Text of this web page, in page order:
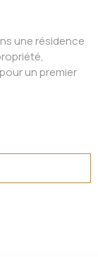
une résidence
un premier